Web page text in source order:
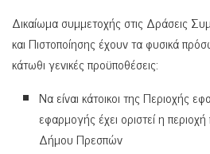
Δικαίωμα συμμετοχής στις Δράσεις
και Πιστοποίησης έχουν τα φυσικά
κάτωθι γενικές προϋποθέσεις:
Να είναι κάτοικοι της Περιοχής
εφαρμογής έχει οριστεί η
Δήμου Πρεσπών